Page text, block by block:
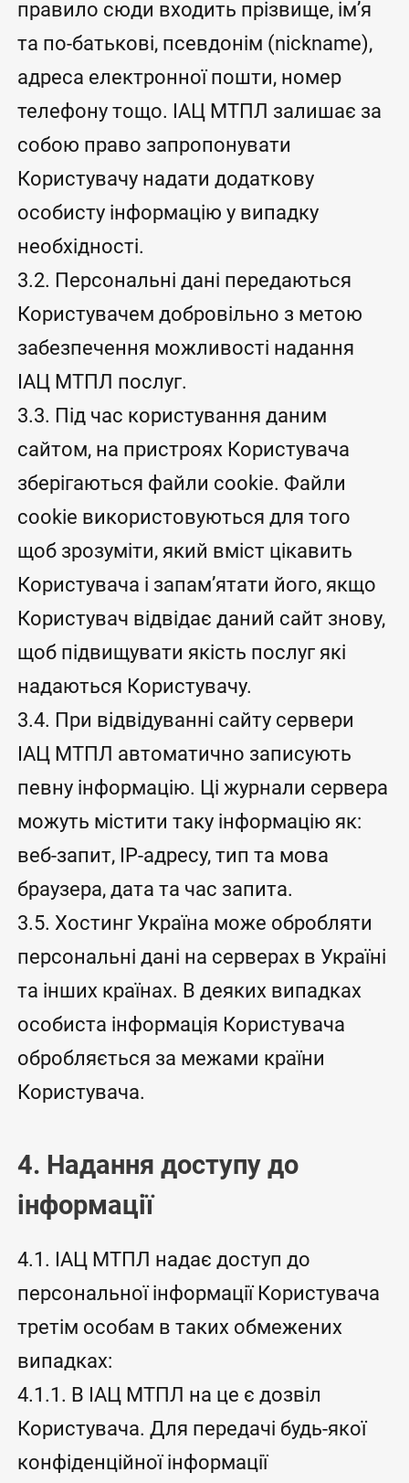
правило сюди входить прізвище, ім’я
та по-батькові, псевдонім (nickname),
адреса електронної пошти, номер
телефону тощо. ІАЦ МТПЛ залишає за
собою право запропонувати
Користувачу надати додаткову
особисту інформацію у випадку
необхідності.
3.2. Персональні дані передаються
Користувачем добровільно з метою
забезпечення можливості надання
ІАЦ МТПЛ послуг.
3.3. Під час користування даним
сайтом, на пристроях Користувача
зберігаються файли cookie. Файли
cookie використовуються для того
щоб зрозуміти, який вміст цікавить
Користувача і запам’ятати його, якщо
Користувач відвідає даний сайт знову,
щоб підвищувати якість послуг які
надаються Користувачу.
3.4. При відвідуванні сайту сервери
ІАЦ МТПЛ автоматично записують
певну інформацію. Ці журнали сервера
можуть містити таку інформацію як:
веб-запит, IP-адресу, тип та мова
браузера, дата та час запита.
3.5. Хостинг Україна може обробляти
персональні дані на серверах в Україні
та інших країнах. В деяких випадках
особиста інформація Користувача
обробляється за межами країни
Користувача.
4. Надання доступу до
інформації
4.1. ІАЦ МТПЛ надає доступ до
персональної інформації Користувача
третім особам в таких обмежених
випадках:
4.1.1. В ІАЦ МТПЛ на це є дозвіл
Користувача. Для передачі будь-якої
конфіденційної інформації